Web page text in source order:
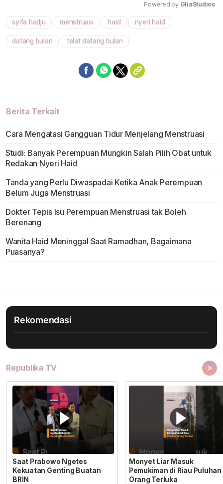
Powered by GliaStudios
syifa hadju menstruasi haid nyeri haid
datang bulan telat datang bulan
Berita Terkait
Cara Mengatasi Gangguan Tidur Menjelang Menstruasi
Studi: Banyak Perempuan Mungkin Salah Pilih Obat untuk
Redakan Nyeri Haid
Tanda yang Perlu Diwaspadai Ketika Anak Perempuan
Belum Juga Menstruasi
Dokter Tepis Isu Perempuan Menstruasi tak Boleh
Berenang
Wanita Haid Meninggal Saat Ramadhan, Bagaimana
Puasanya?
Rekomendasi
Republika TV >
Saat Prabowo Ngetes
Kekuatan Genting Buatan
BRIN
Monyet Liar Masuk
Pemukiman di Riau Puluhan
Orang Terluka